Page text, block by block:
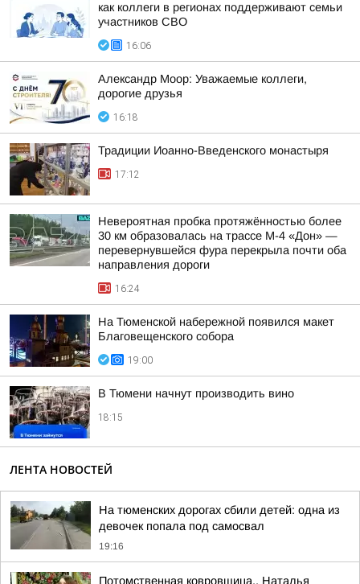
как коллеги в регионах поддерживают семьи
участников СВО
16:06
Александр Моор: Уважаемые коллеги,
дорогие друзья
16:18
Традиции Иоанно-Введенского монастыря
17:12
Невероятная пробка протяжённостью более
30 км образовалась на трассе М-4 «Дон» —
перевернувшейся фура перекрыла почти оба
направления дороги
16:24
На Тюменской набережной появился макет
Благовещенского собора
19:00
В Тюмени начнут производить вино
18:15
ЛЕНТА НОВОСТЕЙ
На тюменских дорогах сбили детей: одна из
девочек попала под самосвал
19:16
Потомственная ковровщица.. Наталья